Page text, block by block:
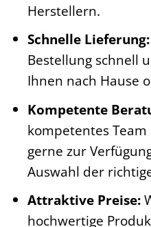
Herstellern.
Schnelle Lieferung:
Bestellung schnell
Ihnen nach Hause
Kompetente
kompetentes
gerne zur
Auswahl der
Attraktive Preise:
hochwertige